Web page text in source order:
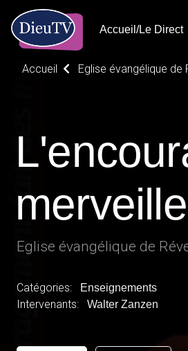
Accueil/Le Direct
Accueil Eglise évangélique de
Eglise évangélique de
Catégories: Enseignements
Intervenants: Walter Zanzen